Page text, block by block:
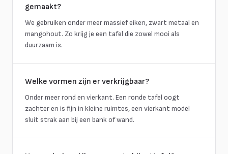
gemaakt?
We gebruiken onder meer massief eiken, zwart metaal en
mangohout. Zo krijg je een tafel die zowel mooi als
duurzaam is.
Welke vormen zijn er verkrijgbaar?
Onder meer rond en vierkant. Een ronde tafel oogt
zachter en is fijn in kleine ruimtes, een vierkant model
sluit strak aan bij een bank of wand.